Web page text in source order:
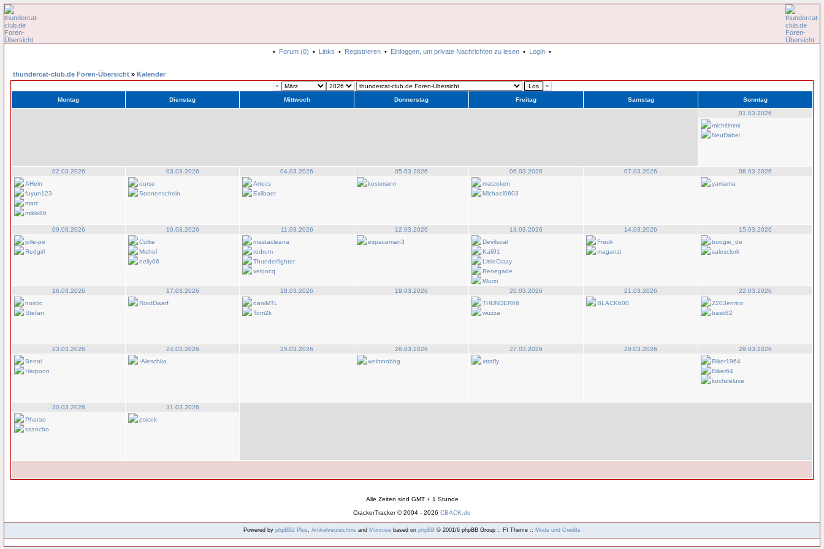
• Forum (0) • Links • Registrieren • Einloggen, um private Nachrichten zu lesen • Login •
thundercat-club.de Foren-Übersicht » Kalender
« »
Montag Dienstag Mittwoch Donnerstag Freitag Samstag
Sonntag
01.03.2026
michitimmi
NeuDabei
02.03.2026
AHein
fuyun123
marc
miklo86
03.03.2026
ourse
Sonnenschein
04.03.2026
Artecs
Exilbaer
05.03.2026
kossmann
06.03.2026
matzoken
Michael0603
07.03.2026
08.03.2026
yamama
09.03.2026
jolle-pe
Redgirl
10.03.2026
Coltie
Michel
nelly06
11.03.2026
mastacleana
redrum
Thunderfighter
veloocq
12.03.2026
espaceman3
13.03.2026
Devilsoal
Kali91
LittleCrazy
Renegade
Wurzi
14.03.2026
Fredk
maganzi
15.03.2026
boogie_de
salesclerk
16.03.2026
nordic
Stefan
17.03.2026
RootDwarf
18.03.2026
daniMTL
Tom2k
19.03.2026
20.03.2026
THUNDER06
wuzza
21.03.2026
BLACK600
22.03.2026
2203enrico
basti82
23.03.2026
Benni
Harpoon
24.03.2026
-Aleschka
25.03.2026
26.03.2026
weimnnbbg
27.03.2026
xtrafly
28.03.2026
29.03.2026
Biker1964
Biker64
kochdeluxe
30.03.2026
Pharao
szancho
31.03.2026
psicek
Alle Zeiten sind GMT + 1 Stunde
CrackerTracker © 2004 - 2026 CBACK.de
Powered by phpBB2 Plus, Artikelverzeichnis and Monrose based on phpBB © 2001/6 phpBB Group :: FI Theme :: Mods und Credits